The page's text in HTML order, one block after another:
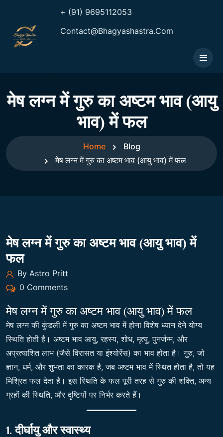
+ (91) 9695112053
Contact@bhagyashastra.com
मेष लग्न में गुरु का अष्टम भाव (आयु
भाव) में फल
Home
Blog
मेष लग्न में गुरु का अष्टम भाव (आयु भाव) में फल
मेष लग्न में गुरु का अष्टम भाव (आयु भाव) में
फल
By Astro Pritt
0 Comments
मेष लग्न में गुरु का अष्टम भाव (आयु भाव) में फल
मेष लग्न की कुंडली में गुरु का अष्टम भाव में होना विशेष ध्यान देने योग्य
स्थिति होती है। अष्टम भाव आयु, रहस्य, शोध, मृत्यु, पुनर्जन्म, और
अप्रत्याशित लाभ (जैसे विरासत या इंश्योरेंस) का भाव होता है। गुरु, जो
ज्ञान, धर्म, और शुभता का कारक है, जब अष्टम भाव में स्थित होता है, तो यह
मिश्रित फल देता है। इस स्थिति के फल पूरी तरह से गुरु की शक्ति, अन्य
ग्रहों की स्थिति, और दृष्टियों पर निर्भर करते हैं।
1. दीर्घायु और स्वास्थ्य